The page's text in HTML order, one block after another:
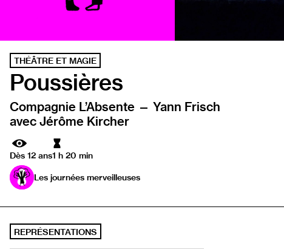
THÉÂTRE ET MAGIE
Poussières
Compagnie L’Absente — Yann Frisch
avec Jérôme Kircher
Dès 12 ansDurée
1 h 20 min
Les journées merveilleuses
REPRÉSENTATIONS